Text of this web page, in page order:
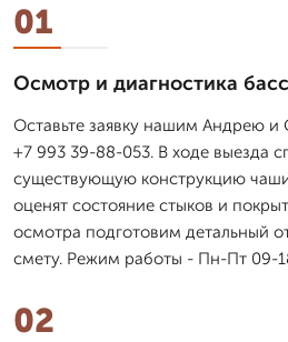
01
Осмотр и диагностика
Оставьте заявку нашим Андрею и
+7 993 39-88-053. В ходе выезда
существующую конструкцию
оценят состояние стыков и
осмотра подготовим детальный
смету. Режим работы - Пн-Пт 09-
02